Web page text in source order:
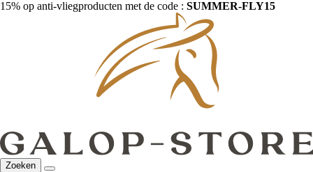
15% op anti-vliegproducten met de code : SUMMER-FLY15
Zoeken